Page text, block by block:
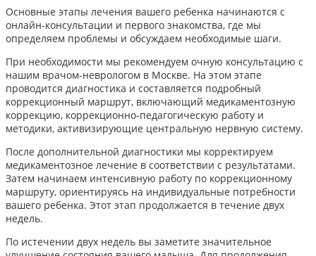
Основные этапы лечения вашего ребенка начинаются с
онлайн-консультации и первого знакомства, где мы
определяем проблемы и обсуждаем необходимые шаги.
При необходимости мы рекомендуем очную консультацию с
нашим врачом-неврологом в Москве. На этом этапе
проводится диагностика и составляется подробный
коррекционный маршрут, включающий медикаментозную
коррекцию, коррекционно-педагогическую работу и
методики, активизирующие центральную нервную систему.
После дополнительной диагностики мы корректируем
медикаментозное лечение в соответствии с результатами.
Затем начинаем интенсивную работу по коррекционному
маршруту, ориентируясь на индивидуальные потребности
вашего ребенка. Этот этап продолжается в течение двух
недель.
По истечении двух недель вы заметите значительное